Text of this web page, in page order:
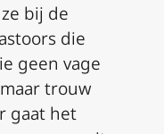
bij de
die
geen vage
trouw
gaat het